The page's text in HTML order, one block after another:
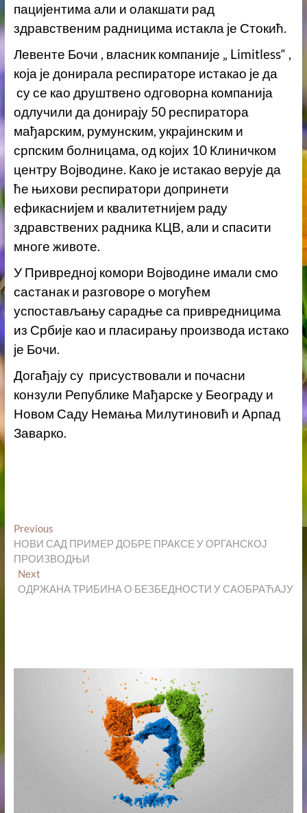
пацијентима али и олакшати рад
здравственим радницима истакла је Стокић.
Левенте Бочи , власник компаније „ Limitless“ ,
која је донирала респираторе истакaо је да
су се као друштвено одговорна компанија
одлучили да донирају 50 респиратора
мађарским, румунским, украјинским и
српским болницама, од којих 10 Клиничком
центру Војводине. Како је истакао верује да
ће њихови респиратори допринети
ефикаснијем и квалитетнијем раду
здравствених радника КЦВ, али и спасити
многе животе.
У Привредној комори Војводине имали смо
састанак и разговоре о могућем
успостављању сарадње са привредницима
из Србије као и пласирању производа истако
је Бочи.
Догађају су присуствовали и почасни
конзули Републике Мађарске у Београду и
Новом Саду Немања Милутиновић и Арпад
Заварко.
Кретање
чланка
PreviousPrevious
post:
НОВИ САД ПРИМЕР ДОБРЕ ПРАКСЕ У ОРГАНСКОЈ
ПРОИЗВОДЊИ
Next
post:
ОДРЖАНА ТРИБИНА О БЕЗБЕДНОСТИ У САОБРАЋАЈУ